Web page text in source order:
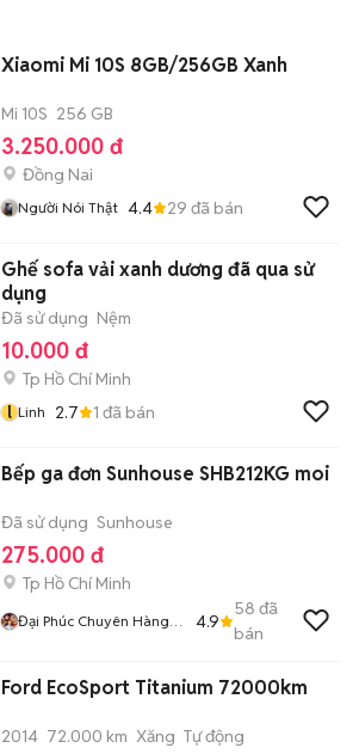
Xiaomi Mi 10S 8GB/256GB Xanh
Mi 10S 256 GB
3.250.000 đ
Đồng Nai
Người Nói Thật 4.4 29 đã bán
Ghế sofa vải xanh dương đã qua sử
dụng
Đã sử dụng Nệm
10.000 đ
Tp Hồ Chí Minh
l Linh 2.7 1 đã bán
Bếp ga đơn Sunhouse SHB212KG moi
Đã sử dụng Sunhouse
275.000 đ
Tp Hồ Chí Minh
Đại Phúc Chuyên Hàng
4.9
58 đã
bán
Ford EcoSport Titanium 72000km
2014 72.000 km Xăng Tự động